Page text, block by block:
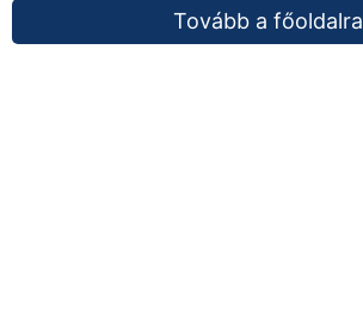
Tovább a főoldalra